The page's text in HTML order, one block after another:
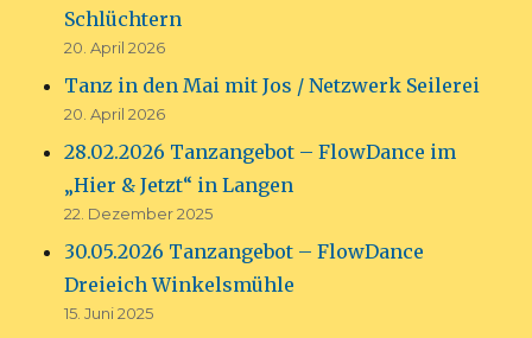
Schlüchtern
20. April 2026
Tanz in den Mai mit Jos / Netzwerk Seilerei
20. April 2026
28.02.2026 Tanzangebot – FlowDance im
„Hier & Jetzt“ in Langen
22. Dezember 2025
30.05.2026 Tanzangebot – FlowDance
Dreieich Winkelsmühle
15. Juni 2025